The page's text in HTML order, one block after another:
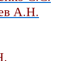
А.Н.